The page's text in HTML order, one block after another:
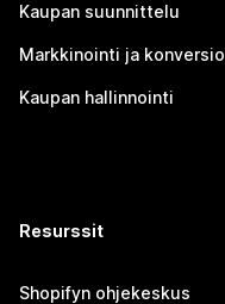
Kaupan suunnittelu
Markkinointi ja konversio
Kaupan hallinnointi
Resurssit
Shopifyn ohjekeskus